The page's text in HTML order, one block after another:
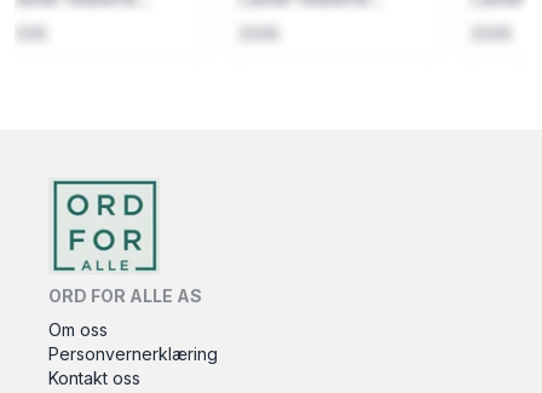
ORD FOR ALLE AS
Om oss
Personvernerklæring
Kontakt oss